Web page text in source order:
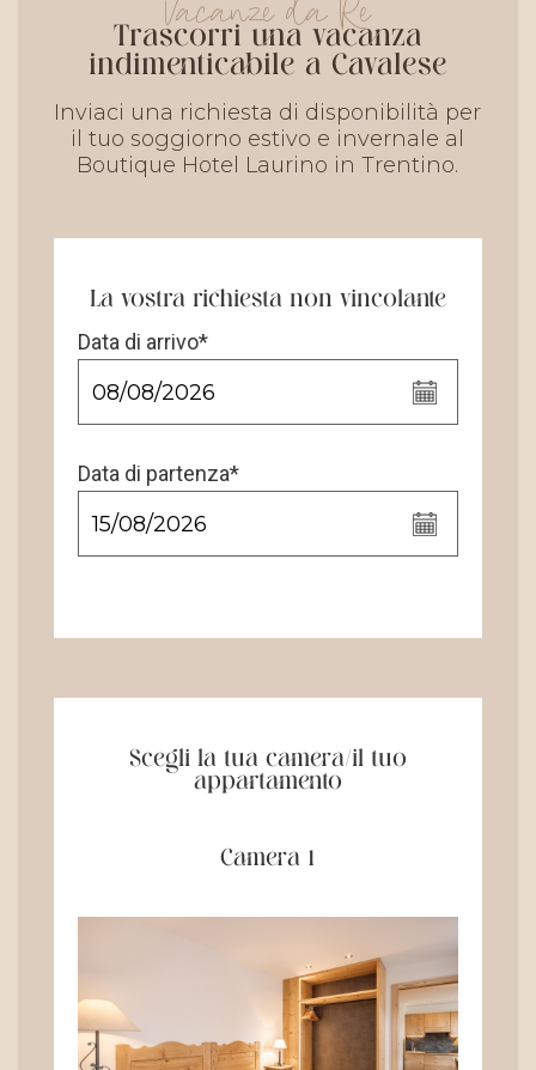
Vacanze da Re
Trascorri una vacanza
indimenticabile a Cavalese
Inviaci una richiesta di disponibilità per
il tuo soggiorno estivo e invernale al
Boutique Hotel Laurino in Trentino.
La vostra richiesta non vincolante
Data di arrivo*
Data di partenza*
Scegli la tua camera/il tuo
appartamento
Camera 1